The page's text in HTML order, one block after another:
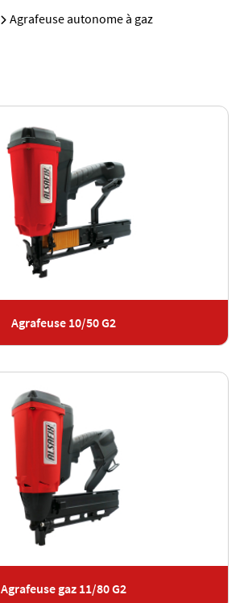
Agrafeuse autonome à gaz
Agrafeuse 10/50 G2
Agrafeuse gaz 11/80 G2